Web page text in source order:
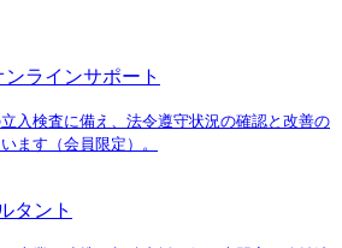
ラインサポート
入検査に備え、法令遵守状況の確認と改善の
ます（会員限定）。
タント